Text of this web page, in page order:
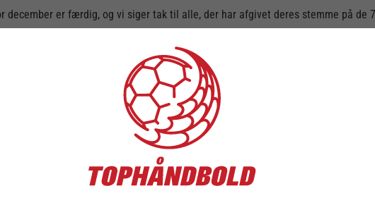
december er færdig, og vi siger tak til alle, der har afgivet deres stemme på de